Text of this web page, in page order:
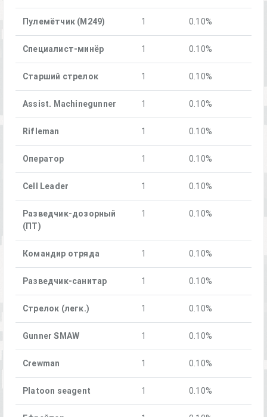
Пулемётчик (М249) 1 0.10%
Специалист-минёр 1 0.10%
Старший стрелок 1 0.10%
Assist. Machinegunner 1 0.10%
Rifleman 1 0.10%
Оператор 1 0.10%
Cell Leader 1 0.10%
Разведчик-дозорный
(ПТ)
1 0.10%
Командир отряда 1 0.10%
Разведчик-санитар 1 0.10%
Стрелок (легк.) 1 0.10%
Gunner SMAW 1 0.10%
Crewman 1 0.10%
Platoon seagent 1 0.10%